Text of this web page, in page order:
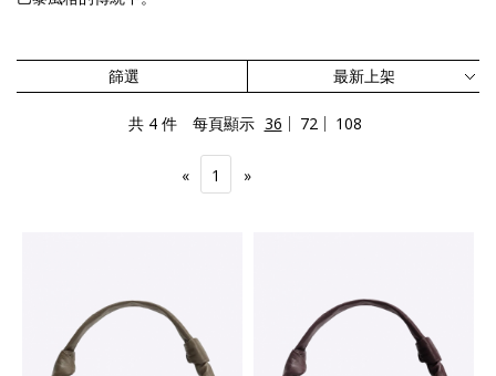
篩選
共 4 件 每頁顯示 36 72 108
« 1 »